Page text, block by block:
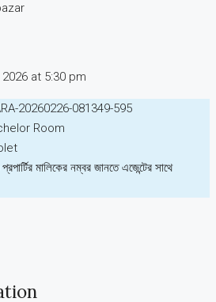
at 5:30 pm
20260226-081349-595
Room
প্রপার্টির মালিকের নম্বর জানতে এজেন্টের সাথে